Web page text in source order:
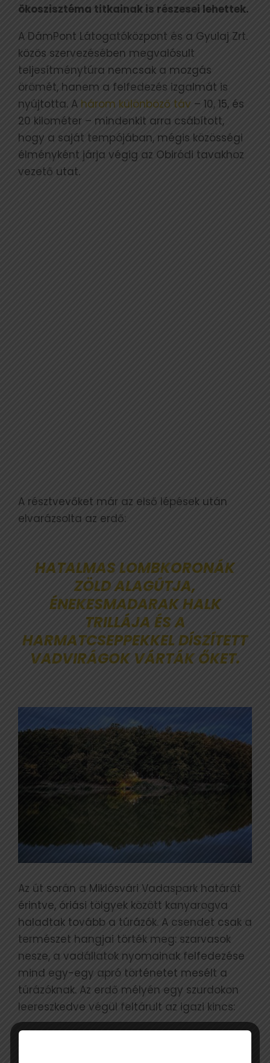
ökoszisztéma titkainak is részesei lehettek.
A DámPont Látogatóközpont és a Gyulaj Zrt.
közös szervezésében megvalósult
teljesítménytúra nemcsak a mozgás
örömét, hanem a felfedezés izgalmát is
nyújtotta. A három különböző táv – 10, 15, és
20 kilométer – mindenkit arra csábított,
hogy a saját tempójában, mégis közösségi
élményként járja végig az Obiródi tavakhoz
vezető utat.
A résztvevőket már az első lépések után
elvarázsolta az erdő:
HATALMAS LOMBKORONÁK
ZÖLD ALAGÚTJA,
ÉNEKESMADARAK HALK
TRILLÁJA ÉS A
HARMATCSEPPEKKEL DÍSZÍTETT
VADVIRÁGOK VÁRTÁK ŐKET.
Az út során a Miklósvári Vadaspark határát
érintve, óriási tölgyek között kanyarogva
haladtak tovább a túrázók. A csendet csak a
természet hangjai törték meg: szarvasok
nesze, a vadállatok nyomainak felfedezése
mind egy-egy apró történetet mesélt a
túrázóknak. Az erdő mélyén egy szurdokon
leereszkedve végül feltárult az igazi kincs: